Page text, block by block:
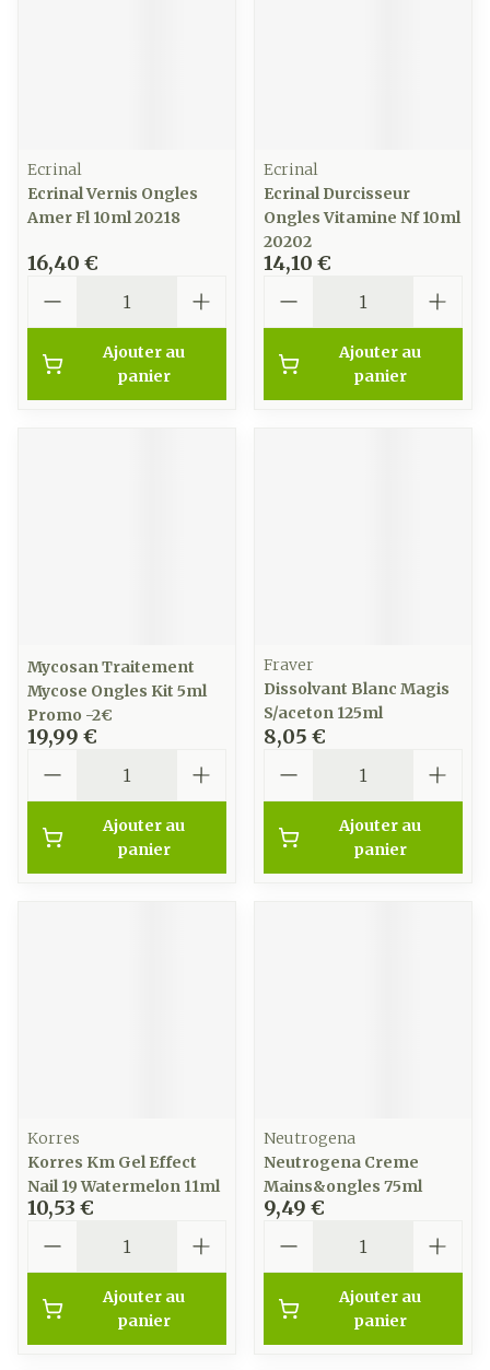
Ecrinal
Ecrinal Vernis Ongles
Amer Fl 10ml 20218
16,40 €
Ajouter au
panier
Ecrinal
Ecrinal Durcisseur
Ongles Vitamine Nf 10ml
20202
14,10 €
Ajouter au
panier
Mycosan Traitement
Mycose Ongles Kit 5ml
Promo -2€
19,99 €
Ajouter au
panier
Fraver
Dissolvant Blanc Magis
S/aceton 125ml
8,05 €
Ajouter au
panier
Korres
Korres Km Gel Effect
Nail 19 Watermelon 11ml
10,53 €
Ajouter au
panier
Neutrogena
Neutrogena Creme
Mains&ongles 75ml
9,49 €
Ajouter au
panier